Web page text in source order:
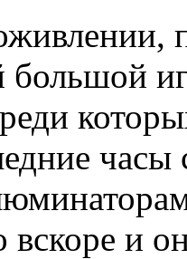
большой
часы
и